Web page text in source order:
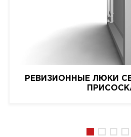
РЕВИЗИОННЫЕ ЛЮКИ